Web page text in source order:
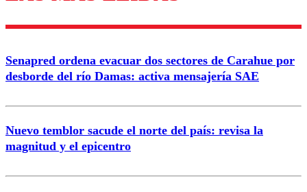
Enviar comentario
Senapred ordena evacuar dos sectores de Carahue por
desborde del río Damas: activa mensajería SAE
Nuevo temblor sacude el norte del país: revisa la
magnitud y el epicentro